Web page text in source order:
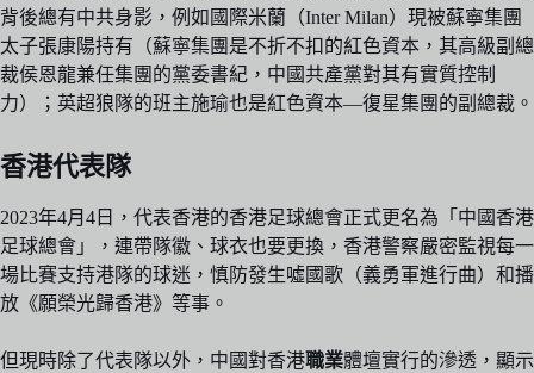
背後總有中共身影，例如國際米蘭（Inter Milan）現被蘇寧集團
太子張康陽持有（蘇寧集團是不折不扣的紅色資本，其高級副總
裁侯恩龍兼任集團的黨委書紀，中國共產黨對其有實質控制
力）；英超狼隊的班主施瑜也是紅色資本—復星集團的副總裁。
香港代表隊
2023年4月4日，代表香港的香港足球總會正式更名為「中國香港
足球總會」，連帶隊徽、球衣也要更換，香港警察嚴密監視每一
場比賽支持港隊的球迷，慎防發生噓國歌（義勇軍進行曲）和播
放《願榮光歸香港》等事。
但現時除了代表隊以外，中國對香港職業體壇實行的滲透，顯示